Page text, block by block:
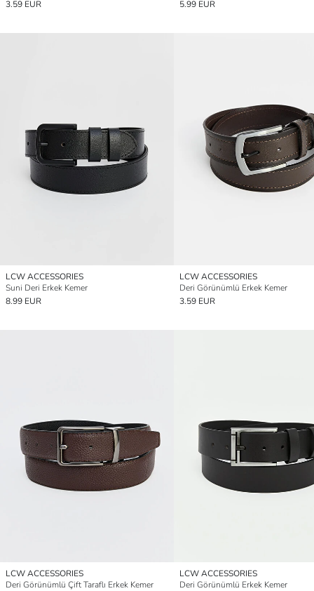
3.59 EUR 5.99 EUR
LCW ACCESSORIES
Suni Deri Erkek Kemer
8.99 EUR
LCW ACCESSORIES
Deri Görünümlü Erkek Kemer
3.59 EUR
LCW ACCESSORIES
Deri Görünümlü Çift Taraflı Erkek Kemer
LCW ACCESSORIES
Deri Görünümlü Erkek Kemer